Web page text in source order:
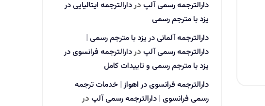
دارالترجمه رسمی آلپ دردارالترجمه ایتالیایی در
یزد با مترجم رسمی
دارالترجمه آلمانی در یزد با مترجم رسمی |
دارالترجمه رسمی آلپ دردارالترجمه فرانسوی در
یزد با مترجم رسمی و تاییدات کامل
دارالترجمه فرانسوی در اهواز | خدمات ترجمه
رسمی فرانسوی | دارالترجمه رسمی آلپ در